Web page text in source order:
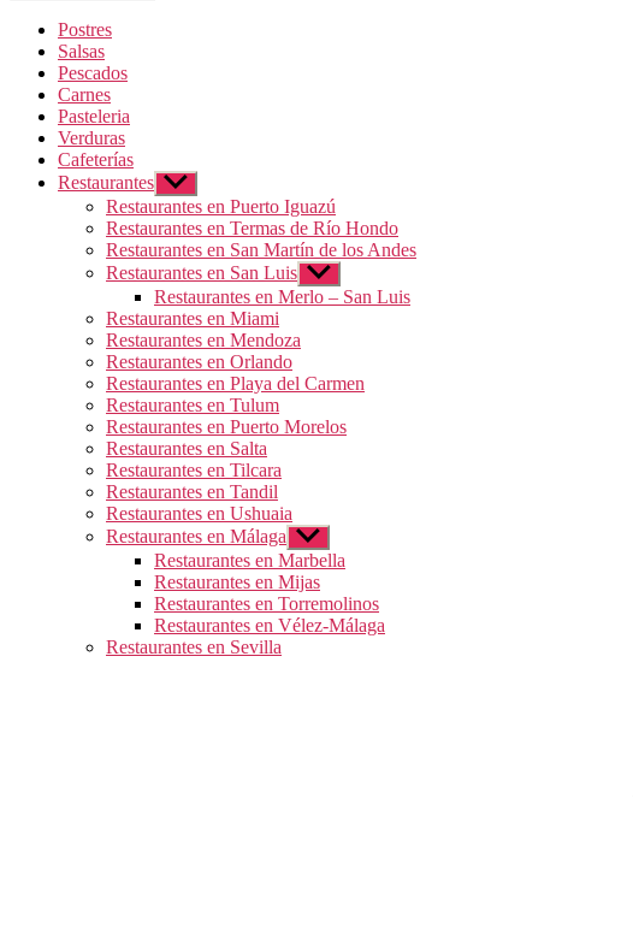
Postres
Salsas
Pescados
Carnes
Pasteleria
Verduras
Cafeterías
Restaurantes Mostrar
el
submenú
Restaurantes en Puerto Iguazú
Restaurantes en Termas de Río Hondo
Restaurantes en San Martín de los Andes
Restaurantes en San Luis Mostrar
el
submenú
Restaurantes en Merlo – San Luis
Restaurantes en Miami
Restaurantes en Mendoza
Restaurantes en Orlando
Restaurantes en Playa del Carmen
Restaurantes en Tulum
Restaurantes en Puerto Morelos
Restaurantes en Salta
Restaurantes en Tilcara
Restaurantes en Tandil
Restaurantes en Ushuaia
Restaurantes en Málaga Mostrar
el
submenú
Restaurantes en Marbella
Restaurantes en Mijas
Restaurantes en Torremolinos
Restaurantes en Vélez-Málaga
Restaurantes en Sevilla